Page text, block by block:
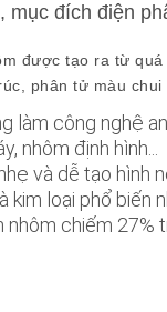
mục đích điện
được tạo ra từ
phân tử màu
làm công nghệ
nhôm định hình...
và dễ tạo hình
kim loại phổ
nhôm chiếm